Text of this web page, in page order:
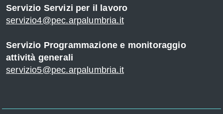
Servizio Servizi per il lavoro
servizio4@pec.arpalumbria.it
Servizio Programmazione e monitoraggio
attività generali
servizio5@pec.arpalumbria.it